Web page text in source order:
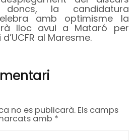
doncs, la candidatura
amb optimisme la
lloc avui a Mataró per
al Maresme.
no es publicarà. Els camps
amb *